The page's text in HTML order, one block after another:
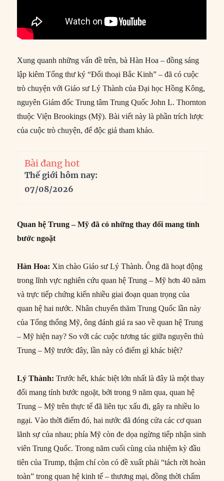
Xung quanh những vấn đề trên, bà Hàn Hoa – đồng sáng
lập kiêm Tổng thư ký “Đối thoại Bắc Kinh” – đã có cuộc
trò chuyện với Giáo sư Lý Thành của Đại học Hồng Kông,
nguyên Giám đốc Trung tâm Trung Quốc John L. Thornton
thuộc Viện Brookings (Mỹ). Bài viết này là phần trích lược
của cuộc trò chuyện, để độc giả tham khảo.
Bài đang hot
Thế giới hôm nay:
07/08/2026
Quan hệ Trung – Mỹ đã có những thay đổi mang tính
bước ngoặt
Hàn Hoa: Xin chào Giáo sư Lý Thành. Ông đã hoạt động
trong lĩnh vực nghiên cứu quan hệ Trung – Mỹ hơn 40 năm
và trực tiếp chứng kiến nhiều giai đoạn quan trọng của
quan hệ hai nước. Nhân chuyến thăm Trung Quốc lần này
của Tổng thống Mỹ, ông đánh giá ra sao về quan hệ Trung
– Mỹ hiện nay? So với các cuộc tương tác giữa nguyên thủ
Trung – Mỹ trước đây, lần này có điểm gì khác biệt?
Lý Thành: Trước hết, khác biệt lớn nhất là đây là một thay
đổi mang tính bước ngoặt, bởi trong 9 năm qua, quan hệ
Trung – Mỹ trên thực tế đã liên tục xấu đi, gây ra nhiều lo
ngại. Vào thời điểm đó, hai nước đã đóng cửa các cơ quan
lãnh sự của nhau; phía Mỹ còn đe dọa ngừng tiếp nhận sinh
viên Trung Quốc. Trong năm cuối cùng của nhiệm kỳ đầu
tiên của Trump, thậm chí còn có đề xuất phải “tách rời hoàn
toàn” trong quan hệ kinh tế – thương mại, đồng thời chấm